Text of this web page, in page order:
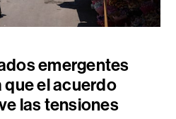
emergentes
que el acuerdo
las tensiones